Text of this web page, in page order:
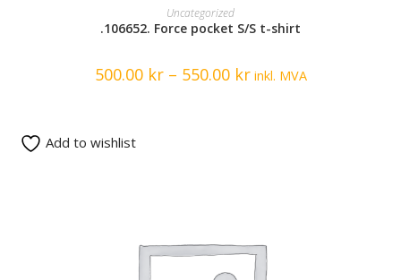
SELECT OPTIONS
Uncategorized
.106652. Force pocket S/S t-shirt
500.00 kr – 550.00 krinkl. MVA
Add to wishlist